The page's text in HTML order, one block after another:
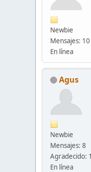
Newbie
Mensajes: 10
En línea
Agus
Newbie
Mensajes: 8
Agradecido:
En línea